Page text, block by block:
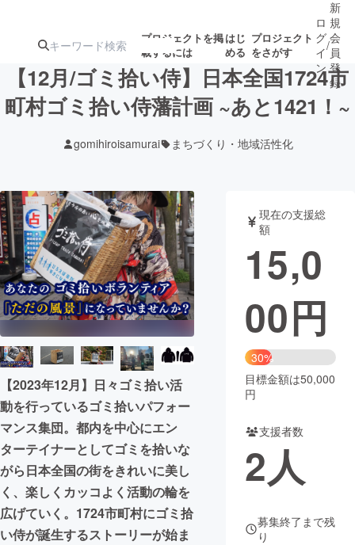
プロジェクトを掲
載するには
はじ
める
プロジェクト
をさがす
ターン
ジェクト
募集終了が近いプ
ロジェクト
されます
アート・写真 音楽
テクノロジー・ガジェット ゲーム・
映像・映画 書籍・雑誌
ビジネス・起業 チャレンジ
まちづくり・地域活性化
CAMPFIRE for Social Good
CAMPFIRE Creation
CAMPFIREふるさと納税machi-ya コミュニティ
ロ
グ
イ
ン
/
新
規
会
員
登
録
【12月/ゴミ拾い侍】日本全国1724市
町村ゴミ拾い侍藩計画 ~あと1421！~
gomihiroisamurai まちづくり・地域活性化
【2023年12月】日々ゴミ拾い活
動を行っているゴミ拾いパフォー
マンス集団。都内を中心にエン
ターテイナーとしてゴミを拾いな
がら日本全国の街をきれいに美し
く、楽しくカッコよく活動の輪を
広げていく。1724市町村にゴミ拾
い侍が誕生するストーリーが始ま
現在の支援総
額
15,0
00円
30%
目標金額は50,000
円
支援者数
2人
募集終了まで残
り